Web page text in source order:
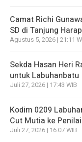
Camat Richi
SD di Tanjung
Agustus 5, 2026 | 21:11
Sekda Hasan Heri
untuk Labuhanbatu
Juli 27, 2026 | 17:43 WIB
Kodim 0209
Cut Mutia ke
Juli 27, 2026 | 16:07 WIB